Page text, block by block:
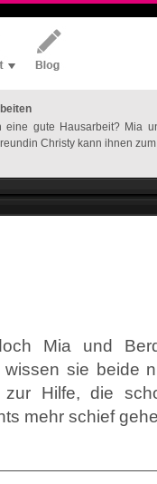
eine gute Hausarbeit? Mia
Christy kann ihnen
Mia und
sie beide
Hilfe, die
mehr schief